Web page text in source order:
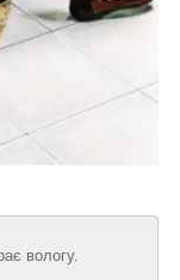
вологу.